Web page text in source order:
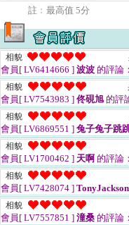
註﹕最高值 5分
相貌
會員[ LV6414666 ] 波波 的評論：
相貌
會員[ LV7543983 ] 佟硯旭 的評
相貌
會員[ LV6869551 ] 兔子兔子跳
相貌
會員[ LV1700462 ] 天啊 的評論：
相貌
會員[ LV7428074 ] TonyJackson
相貌
會員[ LV7557851 ] 潼桑 的評論：